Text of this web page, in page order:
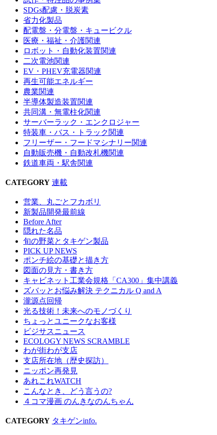
SDGs配慮・脱炭素
省力化製品
配電盤・分電盤・キュービクル
医療・福祉・介護関連
ロボット・自動化装置関連
二次電池関連
EV・PHEV充電器関連
再生可能エネルギー
農業関連
半導体製造装置関連
共同溝・無電柱化関連
サーバーラック・エンクロジャー
特装車・バス・トラック関連
フリーザー・フードマシナリー関連
自動販売機・自動改札機関連
鉄道車両・駅舎関連
CATEGORY 連載
営業、丸ごとフカボリ
新製品開発最前線
Before After
隠れた名品
旬の野菜とタキゲン製品
PICK UP NEWS
ポンチ絵の基礎と描き方
図面の見方・書き方
キャビネット工業会規格「CA300」集中講義
ズバッとお悩み解決 テクニカル Q and A
瀧源点回帰
光る技術！未来へのモノづくり
ちょっとユニークなお客様
ビジサスニュース
ECOLOGY NEWS SCRAMBLE
わが街わが支店
支店所在地（歴史探訪）
ニッポン再発見
あれこれWATCH
こんなとき、どう言うの?
４コマ漫画 のんきなのんちゃん
CATEGORY タキゲンinfo.